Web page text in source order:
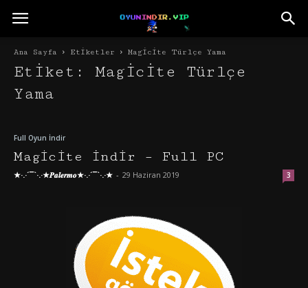
Ana Sayfa Etiketler Magicite Türlçe Yama
Etiket: Magicite Türlçe
Yama
Full Oyun İndir
Magicite İndir – Full PC
★·.·´¯`·.·★𝑷𝒂𝒍𝒆𝒓𝒎𝒐★·.·´¯`·.·★ - 29 Haziran 2019 3